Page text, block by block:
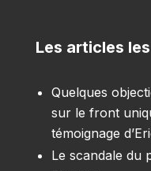
Les articles
Quelques
sur le front
témoignage
Le scandale du